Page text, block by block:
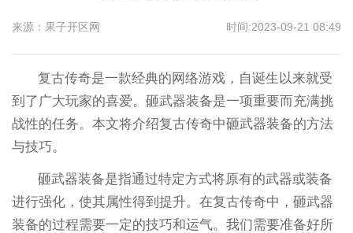
来源：果子开区网 时间:2023-09-21 08:49
复古传奇是一款经典的网络游戏，自诞生以来就受
到了广大玩家的喜爱。砸武器装备是一项重要而充满挑
战性的任务。本文将介绍复古传奇中砸武器装备的方法
与技巧。
砸武器装备是指通过特定方式将原有的武器或装备
进行强化，使其属性得到提升。在复古传奇中，砸武器
装备的过程需要一定的技巧和运气。我们需要准备好所